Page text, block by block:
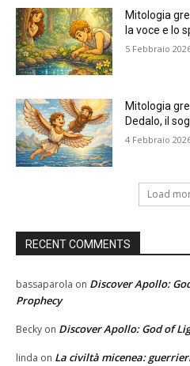
Mitologia
la voce e lo
5 Febbraio
Mitologia
Dedalo, il
4 Febbraio
Load
RECENT COMMENTS
bassaparola on Discover Apollo:
Prophecy
Becky on Discover Apollo: God of
linda on La civiltà micenea: